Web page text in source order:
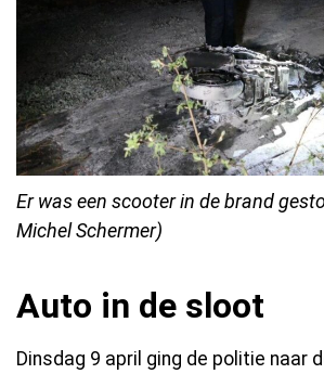
Er was een scooter in de brand
Michel Schermer)
Auto in de sloot
Dinsdag 9 april ging de politie naar